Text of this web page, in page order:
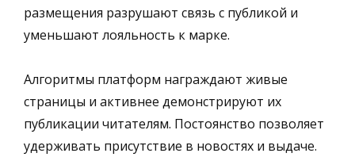
размещения разрушают связь с публикой и
уменьшают лояльность к марке.
Алгоритмы платформ награждают живые
страницы и активнее демонстрируют их
публикации читателям. Постоянство позволяет
удерживать присутствие в новостях и выдаче.